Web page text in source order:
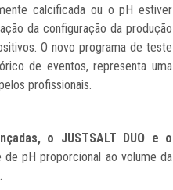
calcificada ou o pH estiver
da configuração da produção
O novo programa de teste
de eventos, representa uma
profissionais.
o JUSTSALT DUO e o
pH proporcional ao volume da